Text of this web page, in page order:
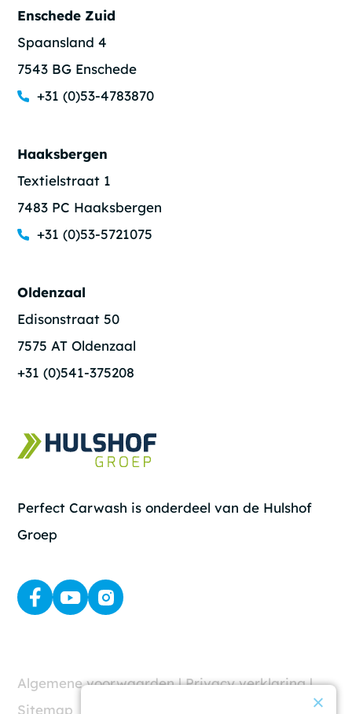
Enschede Zuid
Spaansland 4
7543 BG Enschede
+31 (0)53-4783870
Haaksbergen
Textielstraat 1
7483 PC Haaksbergen
+31 (0)53-5721075
Oldenzaal
Edisonstraat 50
7575 AT Oldenzaal
+31 (0)541-375208
Perfect Carwash is onderdeel van de Hulshof
Groep
Algemene voorwaarden|Privacy verklaring|
Sitemap